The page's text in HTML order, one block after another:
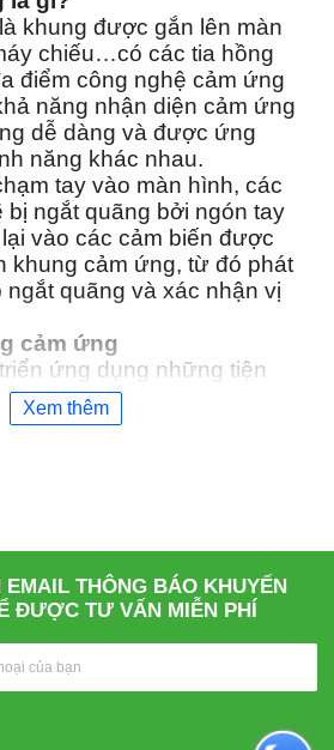
khung được gắn lên màn
chiếu…có các tia hồng
điểm công nghệ cảm ứng
năng nhận diện cảm ứng
dễ dàng và được ứng
năng khác nhau.
tay vào màn hình, các
bị ngắt quãng bởi ngón tay
vào các cảm biến được
khung cảm ứng, từ đó phát
ngắt quãng và xác nhận vị
cảm ứng
ứng dụng những tiện
được sử dụng mang lại
các lĩnh vực đào tạo giảng
tải hình ảnh thì khung
Xem thêm
THÔNG BÁO KHUYẾN
ĐƯỢC TƯ VẤN MIỄN PHÍ